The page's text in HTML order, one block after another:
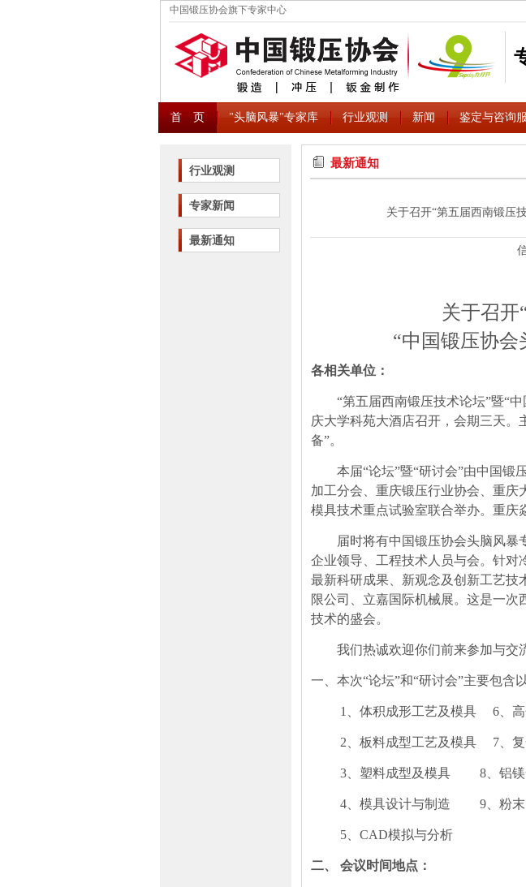
中国锻压协会旗下专家中心
首 页 "头脑风暴"专家库 行业观测 新闻 鉴定与咨询
行业观测
专家新闻
最新通知
最新通知
关于召开“第五届西南锻压
关于召开
“中国锻压协
各相关单位：
“第五届西南锻压技术论坛”暨“
庆大学科苑大酒店召开，会期三天。
备”。
本届“论坛”暨“研讨会”由中国锻
加工分会、重庆锻压行业协会、重
模具技术重点试验室联合举办。重庆
届时将有中国锻压协会头脑风暴
企业领导、工程技术人员与会。针对
最新科研成果、新观念及创新工艺技
限公司、立嘉国际机械展。这是一次
技术的盛会。
我们热诚欢迎你们前来参加与交
一、本次“论坛”和“研讨会”主要包含
1 、体积成形工艺及模具 6 、
2 、板料成型工艺及模具 7 、
3 、塑料成型及模具 8 、铝
4 、模具设计与制造 9 、粉
5 CAD模拟与分析
二、 会议时间地点：